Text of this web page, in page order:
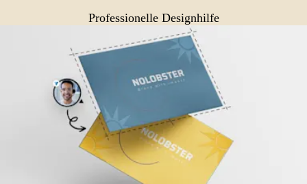
Professionelle Designhilfe